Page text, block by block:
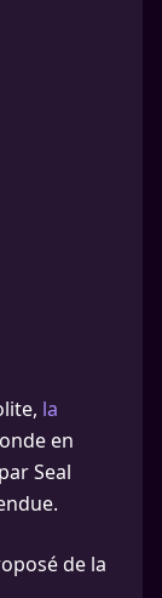
la
en
Seal
de la